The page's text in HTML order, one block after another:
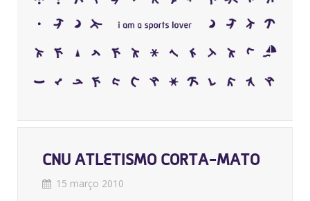
CNU ATLETISMO CORTA-MATO
15 março 2010